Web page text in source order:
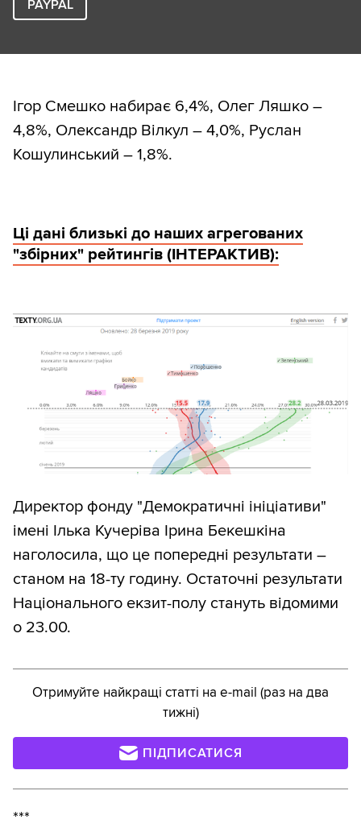
PAYPAL
Ігор Смешко набирає 6,4%, Олег Ляшко –
4,8%, Олександр Вілкул – 4,0%, Руслан
Кошулинський – 1,8%.
Ці дані близькі до наших агрегованих
"збірних" рейтингів (ІНТЕРАКТИВ):
Директор фонду "Демократичні ініціативи"
імені Ілька Кучеріва Ірина Бекешкіна
наголосила, що це попередні результати –
станом на 18-ту годину. Остаточні результати
Національного екзит-полу стануть відомими
о 23.00.
Отримуйте найкращі статті на e-mail (раз на два
тижні)
ПІДПИСАТИСЯ
***